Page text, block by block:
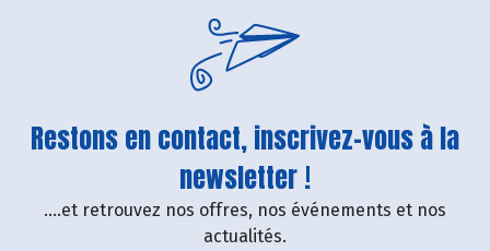
Restons en contact, inscrivez-vous à la
newsletter !
....et retrouvez nos offres, nos événements et nos
actualités.